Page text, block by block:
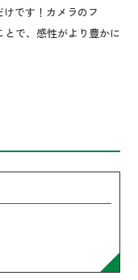
です！カメラのフ
で、感性がより豊かに